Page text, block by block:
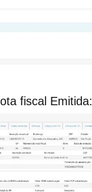
fiscal Emitida: